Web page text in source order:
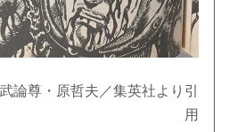
尊・原哲夫／集英社より引
用